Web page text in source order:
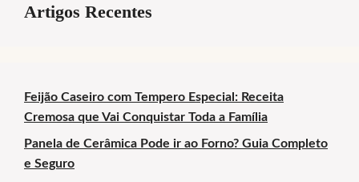
Artigos Recentes
Feijão Caseiro com Tempero Especial: Receita
Cremosa que Vai Conquistar Toda a Família
Panela de Cerâmica Pode ir ao Forno? Guia Completo
e Seguro